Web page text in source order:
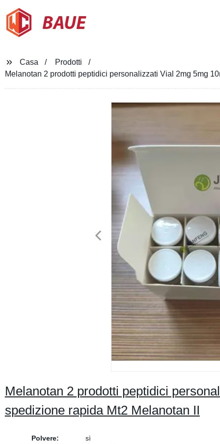
BAUE
Casa
Prodotti
Melanotan 2 prodotti peptidici personalizzati Vial 2mg 5mg
Melanotan 2 prodotti peptidici
spedizione rapida Mt2 Melanotan II
Polvere:
sì